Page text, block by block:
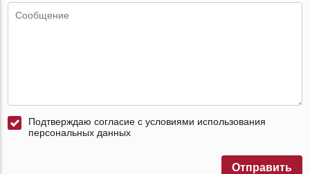
Подтверждаю согласие с условиями использования
персональных данных
Отправить